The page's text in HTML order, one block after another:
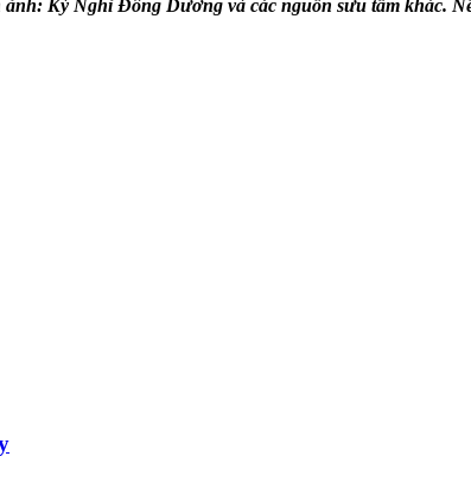
ảnh: Kỳ Nghỉ Đông Dương và các nguồn sưu tầm khác.